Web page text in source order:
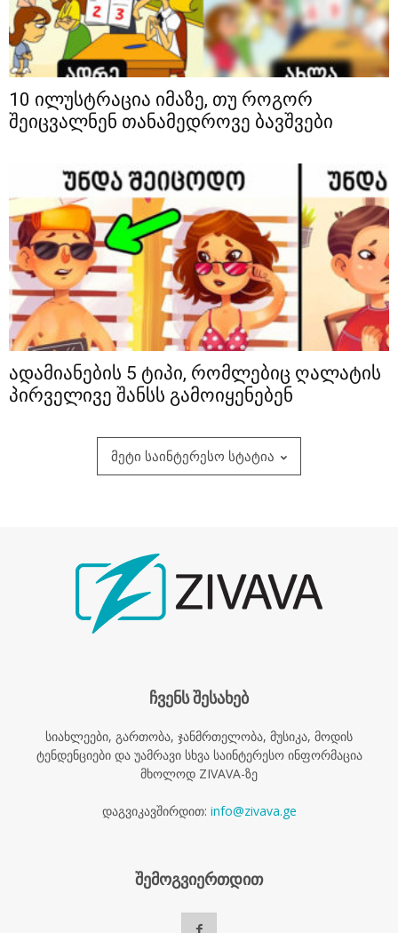
10 ილუსტრაცია იმაზე, თუ როგორ
შეიცვალნენ თანამედროვე ბავშვები
ადამიანების 5 ტიპი, რომლებიც ღალატის
პირველივე შანსს გამოიყენებენ
მეტი საინტერესო სტატია
ჩვენს შესახებ
სიახლეები, გართობა, ჯანმრთელობა, მუსიკა, მოდის
ტენდენციები და უამრავი სხვა საინტერესო ინფორმაცია
მხოლოდ ZIVAVA-ზე
დაგვიკავშირდით: info@zivava.ge
შემოგვიერთდით